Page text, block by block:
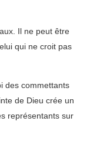
Il ne peut être
qui ne croit pas
des commettants
de Dieu crée un
représentants sur